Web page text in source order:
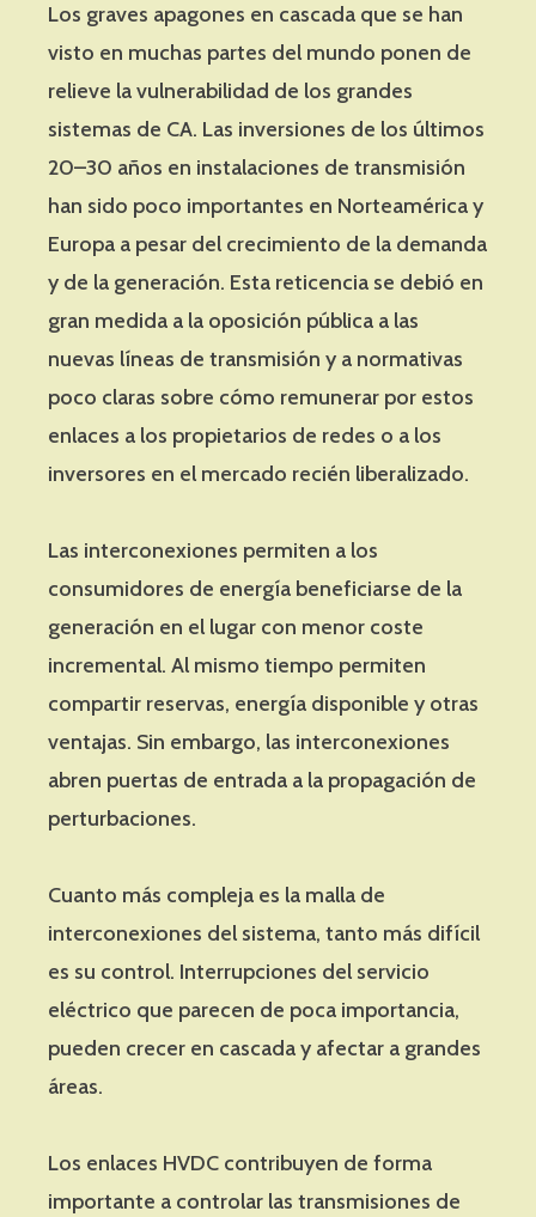
Los graves apagones en cascada que se han
visto en muchas partes del mundo ponen de
relieve la vulnerabilidad de los grandes
sistemas de CA. Las inversiones de los últimos
20–30 años en instalaciones de transmisión
han sido poco importantes en Norteamérica y
Europa a pesar del crecimiento de la demanda
y de la generación. Esta reticencia se debió en
gran medida a la oposición pública a las
nuevas líneas de transmisión y a normativas
poco claras sobre cómo remunerar por estos
enlaces a los propietarios de redes o a los
inversores en el mercado recién liberalizado.
Las interconexiones permiten a los
consumidores de energía beneficiarse de la
generación en el lugar con menor coste
incremental. Al mismo tiempo permiten
compartir reservas, energía disponible y otras
ventajas. Sin embargo, las interconexiones
abren puertas de entrada a la propagación de
perturbaciones.
Cuanto más compleja es la malla de
interconexiones del sistema, tanto más difícil
es su control. Interrupciones del servicio
eléctrico que parecen de poca importancia,
pueden crecer en cascada y afectar a grandes
áreas.
Los enlaces HVDC contribuyen de forma
importante a controlar las transmisiones de